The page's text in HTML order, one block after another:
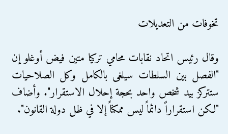
تخوفات من التعديلات
وقال رئيس اتحاد نقابات محامي تركيا متين فيض أوغلو إن
"الفصل بين السلطات سيلغى بالكامل وكل الصلاحيات
ستتركز بيد شخص واحد بحجة إحلال الاستقرار". وأضاف
"لكن استقراراً دائماً ليس ممكناً إلا في ظل دولة القانون".